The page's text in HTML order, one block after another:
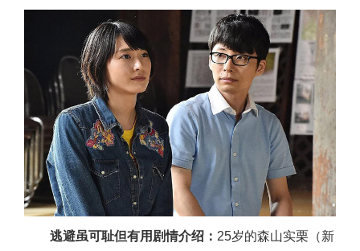
逃避虽可耻但有用剧情介绍：25岁的森山实栗（新